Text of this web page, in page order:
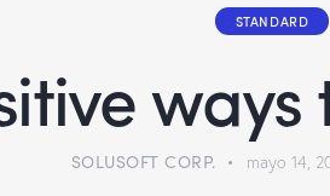
STANDARD
SOLUSOFT CORP. mayo 14,